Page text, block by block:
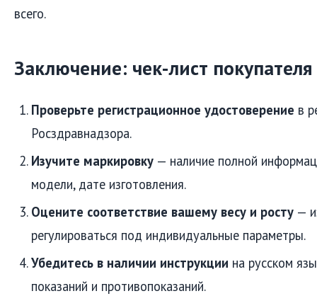
всего.
Заключение: чек-лист покупателя
Проверьте регистрационное удостоверение в
Росздравнадзора.
Изучите маркировку — наличие полной
модели, дате изготовления.
Оцените соответствие вашему весу и росту —
регулироваться под индивидуальные параметры.
Убедитесь в наличии инструкции на русском
показаний и противопоказаний.